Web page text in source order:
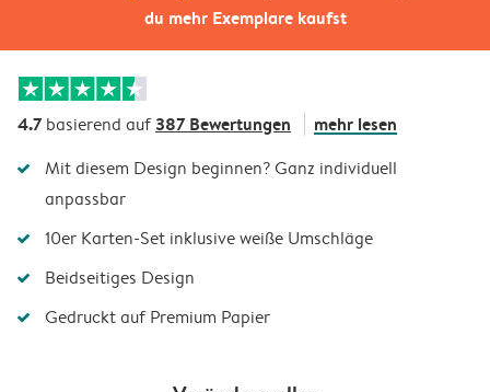
du mehr Exemplare kaufst
4.7 basierend auf387 Bewertungen mehr lesen
Mit diesem Design beginnen? Ganz individuell
anpassbar
10er Karten-Set inklusive weiße Umschläge
Beidseitiges Design
Gedruckt auf Premium Papier